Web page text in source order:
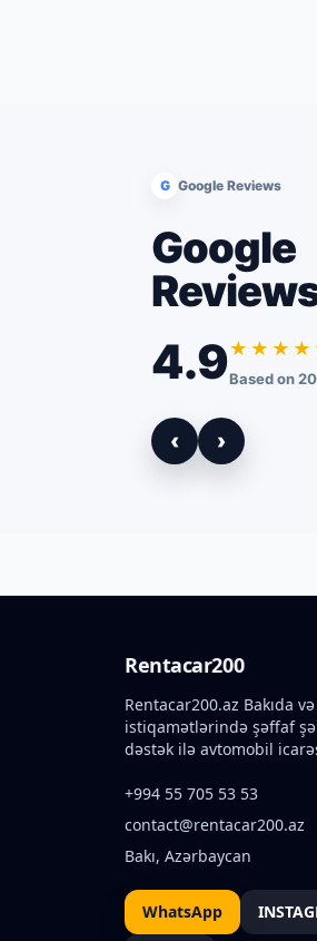
G Google Reviews
Google
4.9Based on
‹ ›
Rentacar200
Rentacar200.az Bakıda
istiqamətlərində şəffaf
dəstək ilə avtomobil
+994 55 705 53 53
contact@rentacar200.az
Bakı, Azərbaycan
WhatsApp